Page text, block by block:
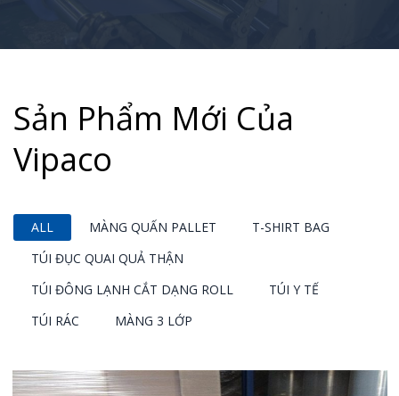
Sản Phẩm Mới Của
Vipaco
ALL MÀNG QUẤN PALLET
T-SHIRT BAG
TÚI ĐỤC QUAI QUẢ THẬN
TÚI ĐÔNG LẠNH CẮT DẠNG ROLL
TÚI Y TẾ
TÚI RÁC
MÀNG 3 LỚP